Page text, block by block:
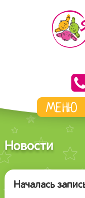
Новости
Началась